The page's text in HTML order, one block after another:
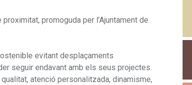
promoguda per l’Ajuntament de
evitant desplaçaments
seguir endavant amb els seus projectes.
atenció personalitzada, dinamisme,